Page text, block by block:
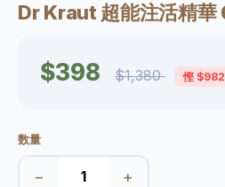
Dr Kraut 超能注活精
$398 $1,380 慳 $982
数量
− +